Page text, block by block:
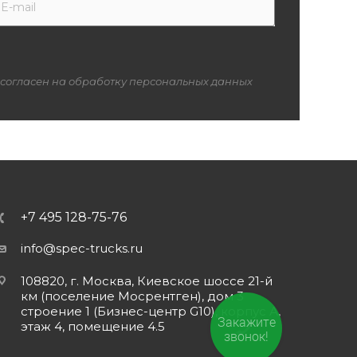
на обработку персональных данных
+7 495 128-75-76
info@spec-trucks.ru
108820, г. Москва, Киевское шоссе 21-й
км (поселение Мосрентген), дом 3
строение 1 (Бизнес-центр G10), корпус А,
этаж 4, помещение 4.5
Закажите
звонок!